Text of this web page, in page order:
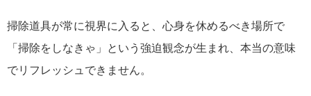
掃除道具が常に視界に入ると、心身を休めるべき場所で
「掃除をしなきゃ」という強迫観念が生まれ、本当の意味
でリフレッシュできません。